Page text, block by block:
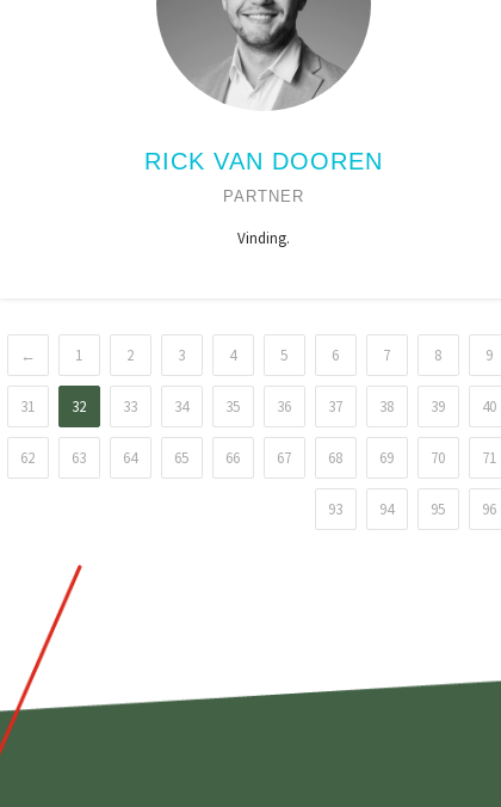
RICK VAN DOOREN
PARTNER
Vinding.
← 1 2 3 4 5 6 7 8 9
31 32 33 34 35 36 37 38 39 40
62 63 64 65 66 67 68 69 70 71
93 94 95 96